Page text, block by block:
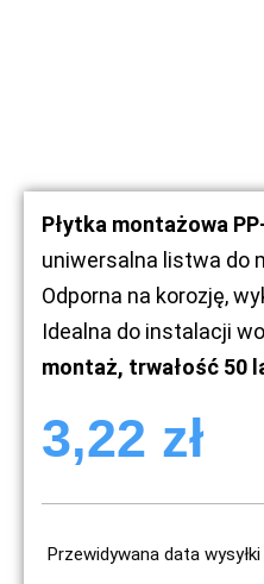
Płytka montażowa
uniwersalna listwa do
Odporna na korozję,
Idealna do instalacji
montaż, trwałość 50
3,22 zł
Przewidywana data